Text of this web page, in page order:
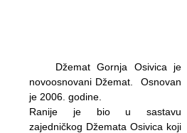
Džemat Gornja Osivica je
novoosnovani Džemat. Osnovan
je 2006. godine.
Ranije je bio u sastavu
zajedničkog Džemata Osivica koji